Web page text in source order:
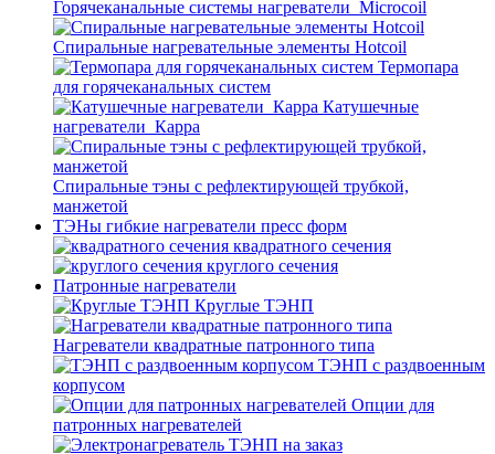
Горячеканальные системы нагреватели_Microcoil
Спиральные нагревательные элементы Hotcoil
Термопара
для горячеканальных систем
Катушечные
нагреватели_Карра
Спиральные тэны с рефлектирующей трубкой,
манжетой
ТЭНы гибкие нагреватели пресс форм
квадратного сечения
круглого сечения
Патронные нагреватели
Круглые ТЭНП
Нагреватели квадратные патронного типа
ТЭНП с раздвоенным
корпусом
Опции для
патронных нагревателей